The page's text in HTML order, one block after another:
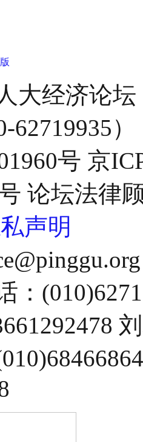
大经济论
）
号 京
论坛法律
声明
：